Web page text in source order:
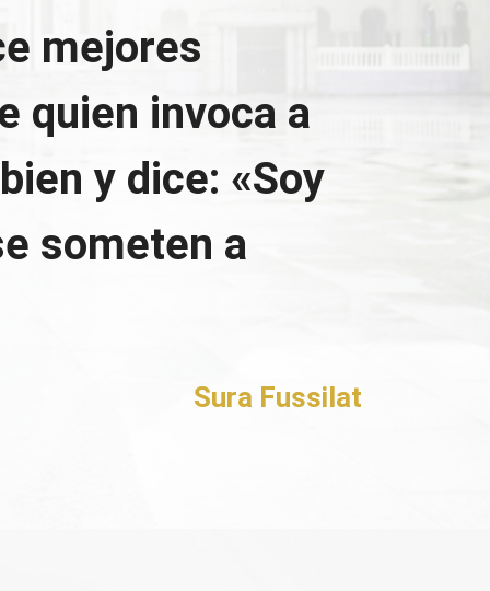
mejores
quien invoca a
y dice: «Soy
someten a
Sura Fussilat